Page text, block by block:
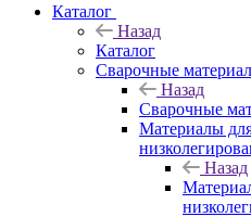
Каталог
Назад
Каталог
Сварочные
Назад
Сварочные
Материалы
Назад